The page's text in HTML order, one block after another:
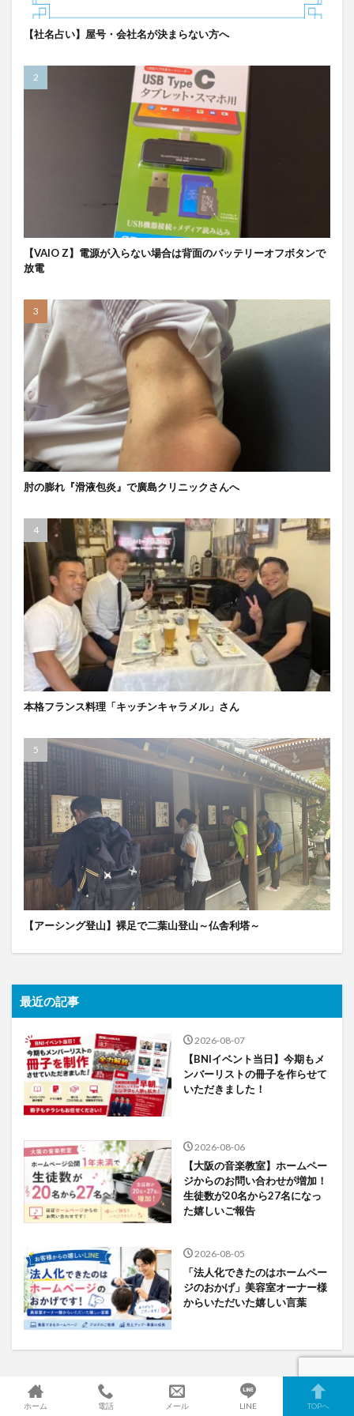
【社名占い】屋号・会社名が決まらない方へ
【VAIO Z】電源が入らない場合は背面のバッテリーオフボタンで
放電
肘の膨れ『滑液包炎』で廣島クリニックさんへ
本格フランス料理「キッチンキャラメル」さん
【アーシング登山】裸足で二葉山登山～仏舎利塔～
最近の記事
2026-08-07
【BNIイベント当日】今期もメ
ンバーリストの冊子を作らせて
いただきました！
2026-08-06
【大阪の音楽教室】ホームペー
ジからのお問い合わせが増加！
生徒数が20名から27名になっ
た嬉しいご報告
2026-08-05
「法人化できたのはホームペー
ジのおかげ」美容室オーナー様
からいただいた嬉しい言葉
カテゴリー
ホーム 電話 メール LINE TOPへ